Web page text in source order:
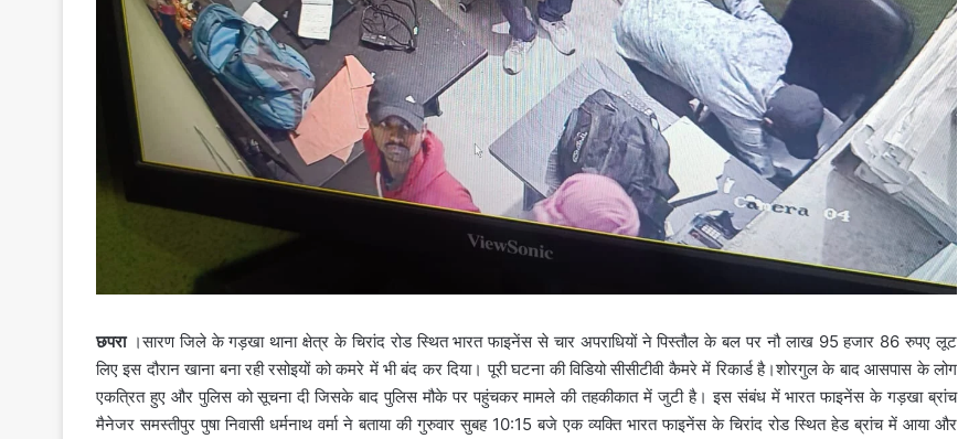
छपरा।सारण जिले के गड़खा थाना क्षेत्र के चिरांद रोड स्थित भारत फाइनेंस से चार अपराधियों ने पिस्तौल के बल पर नौ लाख 95 हजार 86 रुपए लूट
लिए इस दौरान खाना बना रही रसोइयों को कमरे में भी बंद कर दिया। पूरी घटना की विडियो सीसीटीवी कैमरे में रिकार्ड है।शोरगुल के बाद आसपास के लोग
एकत्रित हुए और पुलिस को सूचना दी जिसके बाद पुलिस मौके पर पहुंचकर मामले की तहकीकात में जुटी है। इस संबंध में भारत फाइनेंस के गड़खा ब्रांच
मैनेजर समस्तीपुर पुषा निवासी धर्मनाथ वर्मा ने बताया की गुरुवार सुबह 10:15 बजे एक व्यक्ति भारत फाइनेंस के चिरांद रोड स्थित हेड ब्रांच में आया और